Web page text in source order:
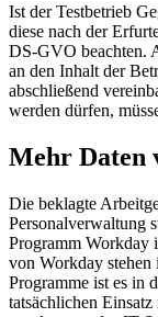
Ist der Testbetrieb
diese nach der
DS-GVO beachten.
an den Inhalt der
abschließend
werden dürfen,
Mehr Daten
Die beklagte
Personalverwaltung
Programm Workday
von Workday
Programme ist es in
tatsächlichen